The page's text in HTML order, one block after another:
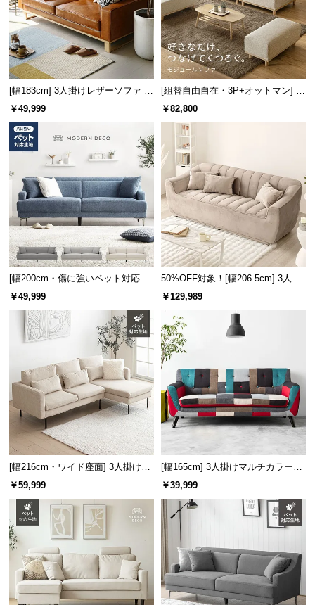
[幅183cm] 3人掛けレザーソファ 木
脚 2人掛け ヴィンテージ風 スクエ
￥49,999
[組替自由自在・3P+オットマン] モ
ジュールソファ アームレス 天然木
￥82,800
[幅200cm・傷に強いペット対応生
地も] 3人掛けストレートソファ ご
￥49,999
50%OFF対象！[幅206.5cm] 3人掛
けソファ
￥129,989
[幅216cm・ワイド座面] 3人掛けカ
ウチソファ ブラックスチール脚 L
ード生地
￥59,999
[幅165cm] 3人掛けマルチカラーソ
ファ
￥39,999